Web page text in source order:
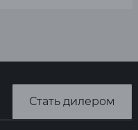
Стать дилером